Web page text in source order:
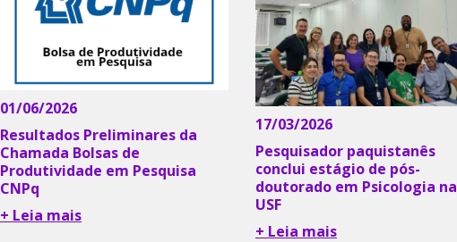
01/06/2026
Resultados Preliminares da
Chamada Bolsas de
Produtividade em Pesquisa
CNPq
+ Leia mais
17/03/2026
Pesquisador paquistanês
conclui estágio de pós-
doutorado em Psicologia na
USF
+ Leia mais